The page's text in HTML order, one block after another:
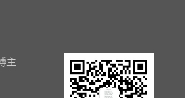
主